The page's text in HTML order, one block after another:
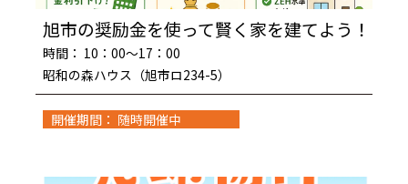
旭市の奨励金を使って賢く家を建てよう！
時間： 10：00～17：00
昭和の森ハウス（旭市ロ234-5）
開催期間： 随時開催中